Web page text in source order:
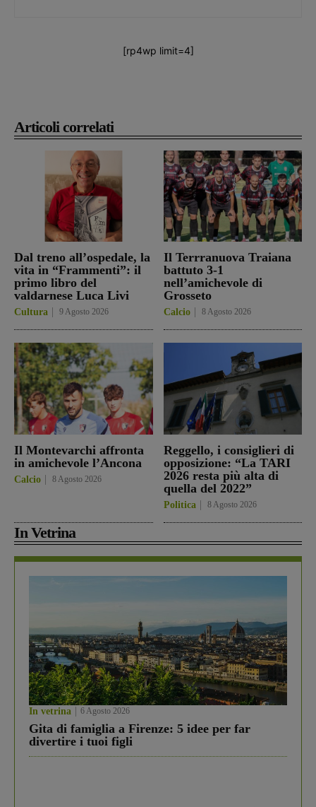
Articoli correlati
Dal treno all’ospedale, la
vita in “Frammenti”: il
primo libro del
valdarnese Luca Livi
Cultura 9 Agosto 2026
Il Terrranuova Traiana
battuto 3-1
nell’amichevole di
Grosseto
Calcio 8 Agosto 2026
Il Montevarchi affronta
in amichevole l’Ancona
Calcio 8 Agosto 2026
Reggello, i consiglieri di
opposizione: “La TARI
2026 resta più alta di
quella del 2022”
Politica 8 Agosto 2026
In Vetrina
In vetrina 6 Agosto 2026
Gita di famiglia a Firenze: 5 idee per far
divertire i tuoi figli
[rp4wp limit=4]